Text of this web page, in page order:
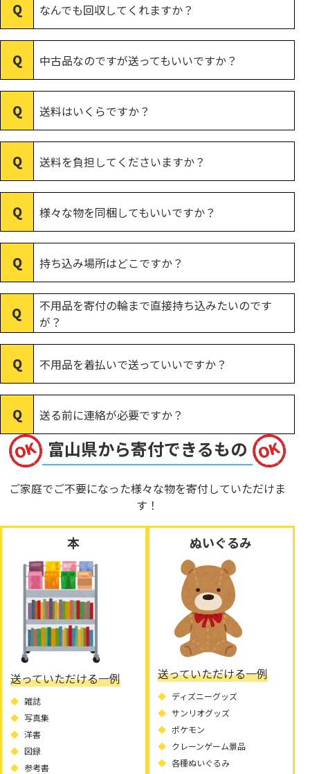
なんでも回収してくれますか？
中古品なのですが送ってもいいですか？
送料はいくらですか？
送料を負担してくださいますか？
様々な物を同梱してもいいですか？
持ち込み場所はどこですか？
不用品を寄付の輪まで直接持ち込みたいのです
が？
不用品を着払いで送っていいですか？
送る前に連絡が必要ですか？
富山県から寄付できるもの
ご家庭でご不要になった様々な物を寄付していただけま
す！
本
送っていただける一例
雑誌
写真集
洋書
図録
参考書
ぬいぐるみ
送っていただける一例
ディズニーグッズ
サンリオグッズ
ポケモン
クレーンゲーム景品
各種ぬいぐるみ